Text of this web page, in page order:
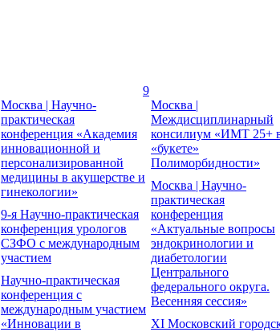
9
Москва | Научно-
практическая
конференция «Академия
инновационной и
персонализированной
медицины в акушерстве и
гинекологии»
9-я Научно-практическая
конференция урологов
СЗФО с международным
участием
Научно-практическая
конференция с
международным участием
«Инновации в
Москва |
Междисциплинарный
консилиум «ИМТ 25+
«букете»
Полиморбидности»
Москва | Научно-
практическая
конференция
«Актуальные вопросы
эндокринологии и
диабетологии
Центрального
федерального округа.
Весенняя сессия»
XI Московский